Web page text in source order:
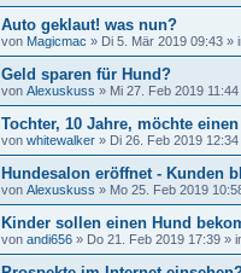
Auto geklaut! was nun?
von Magicmac » Di 5. Mär 2019 09:43 »
Geld sparen für Hund?
von Alexuskuss » Mi 27. Feb 2019 11:44
Tochter, 10 Jahre, möchte einen
von whitewalker » Di 26. Feb 2019 12:34
Hundesalon eröffnet - Kunden
von Alexuskuss » Mo 25. Feb 2019
Kinder sollen einen Hund
von andi656 » Do 21. Feb 2019 17:39 »